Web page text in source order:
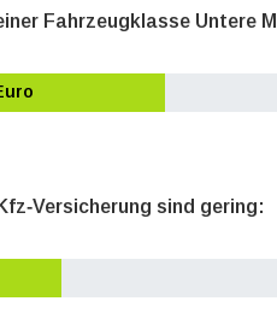
Fahrzeugklasse Untere
sind gering: